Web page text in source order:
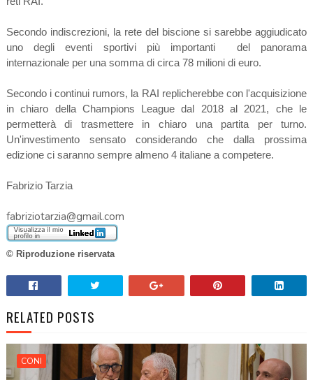
Secondo indiscrezioni, la rete del biscione si sarebbe aggiudicato
uno degli eventi sportivi più importanti del panorama
internazionale per una somma di circa 78 milioni di euro.
Secondo i continui rumors, la RAI replicherebbe con l'acquisizione
in chiaro della Champions League dal 2018 al 2021, che le
permetterà di trasmettere in chiaro una partita per turno.
Un'investimento sensato considerando che dalla prossima
edizione ci saranno sempre almeno 4 italiane a competere.
Fabrizio Tarzia
fabriziotarzia@gmail.com
© Riproduzione riservata
RELATED POSTS
CONI